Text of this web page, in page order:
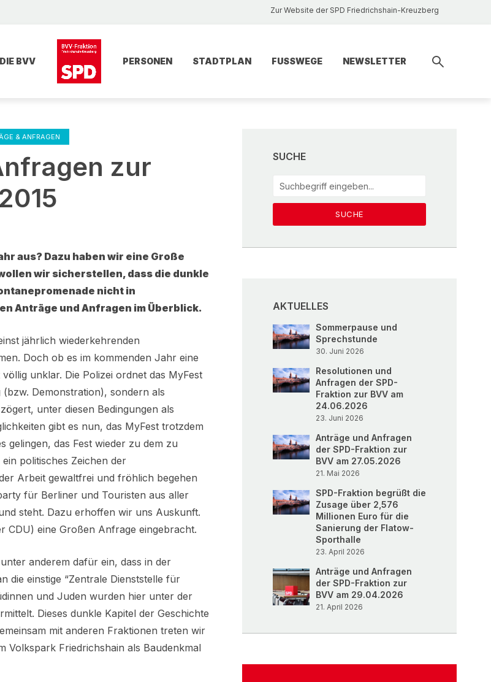
Zur Website der SPD Friedrichshain-Kreuzberg
DIE BVV PERSONEN STADTPLAN FUSSWEGE NEWSLETTER
& ANFRAGEN
zur
aus? Dazu haben wir eine Große
wir sicherstellen, dass die dunkle
nicht in
Anträge und Anfragen im Überblick.
jährlich wiederkehrenden
Doch ob es im kommenden Jahr eine
unklar. Die Polizei ordnet das MyFest
Demonstration), sondern als
unter diesen Bedingungen als
gibt es nun, das MyFest trotzdem
gelingen, das Fest wieder zu dem zu
politisches Zeichen der
Arbeit gewaltfrei und fröhlich begehen
für Berliner und Touristen aus aller
steht. Dazu erhoffen wir uns Auskunft.
CDU) eine Großen Anfrage eingebracht.
anderem dafür ein, dass in der
die einstige “Zentrale Dienststelle für
und Juden wurden hier unter der
Dieses dunkle Kapitel der Geschichte
mit anderen Fraktionen treten wir
Volkspark Friedrichshain als Baudenkmal
SUCHE
SUCHE
AKTUELLES
Sommerpause und
Sprechstunde
30. Juni 2026
Resolutionen und
Anfragen der SPD-
Fraktion zur BVV am
24.06.2026
23. Juni 2026
Anträge und Anfragen
der SPD-Fraktion zur
BVV am 27.05.2026
21. Mai 2026
SPD-Fraktion begrüßt die
Zusage über 2,576
Millionen Euro für die
Sanierung der Flatow-
Sporthalle
23. April 2026
Anträge und Anfragen
der SPD-Fraktion zur
BVV am 29.04.2026
21. April 2026